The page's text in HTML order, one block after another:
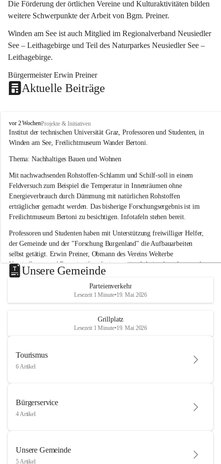
Die Förderung der örtlichen Vereine und Kulturaktivitäten bilden
weitere Schwerpunkte der Arbeit von Bgm. Preiner.
Winden am See ist auch Mitglied im Regionalverband Neusiedler
See – Leithagebirge und Teil des Naturparkes Neusiedler See –
Leithagebirge.
Bürgermeister Erwin Preiner
Aktuelle Beiträge
W
i
n
e
a
m
S
e
e
vor 2 WochenProjekte & Initiativen
Institut der technischen Universität Graz, Professoren und Studenten, in
Winden am See, Freilichtmuseum Wander Bertoni.
Thema: Nachhaltiges Bauen und Wohnen
Mit nachwachsenden Rohstoffen-Schlamm und Schilf-soll in einem
Feldversuch zum Beispiel die Temperatur in Innenräumen ohne
Energieverbrauch durch Dämmung mit natürlichen Rohstoffen
erträglicher gemacht werden. Das bisherige Forschungsergebnis ist im
Freilichtmuseum Bertoni zu besichtigen. Infotafeln stehen bereit.
Professoren und Studenten haben mit Unterstützung freiwilliger Helfer,
der Gemeinde und der "Forschung Burgenland" die Aufbauarbeiten
selbst getätigt. Erwin Preiner, Obmann des Vereins Welterbe
Neusiedlersee und Bgm. ist über die innovative Arbeit sehr erfreut und
hofft auf baldige praktische Anwendung der Forschungsergebnisse.
Gerade in Zeiten des Klimawandels ist jede technologische Innovation
wichtig!
Unsere Gemeinde
Parteienverkehr
Lesezeit 1 Minute•19. Mai 2026
Grillplatz
Lesezeit 1 Minute•19. Mai 2026
Tourismus
6 Artikel
Bürgerservice
4 Artikel
Unsere Gemeinde
5 Artikel